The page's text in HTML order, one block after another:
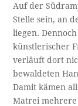
Auf der
Stelle sein, an
liegen.
künstlerischer
verläuft dort
bewaldeten
Damit kämen
Matrei